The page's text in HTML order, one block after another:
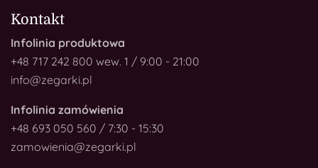
Kontakt
Infolinia produktowa
+48 717 242 800 wew. 1 / 9:00 - 21:00
info@zegarki.pl
Infolinia zamówienia
+48 693 050 560 / 7:30 - 15:30
zamowienia@zegarki.pl